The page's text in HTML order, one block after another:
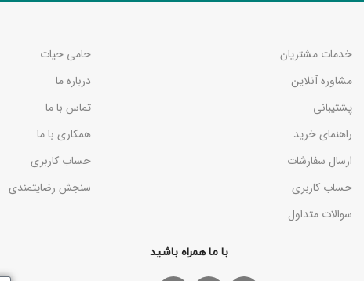
خدمات مشتریان
مشاوره آنلاین
پشتیبانی
راهنمای خرید
ارسال سفارشات
حساب کاربری
سوالات متداول
حامی حیات
درباره ما
تماس با ما
همکاری با ما
حساب کاربری
سنجش رضایتمندی
با ما همراه باشید